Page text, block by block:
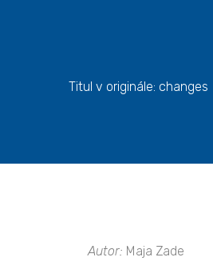
Titul v originále: changes
Autor: Maja Zade